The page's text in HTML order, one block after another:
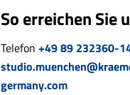
So erreichen Sie
Telefon+49 89 232360-
germany.com